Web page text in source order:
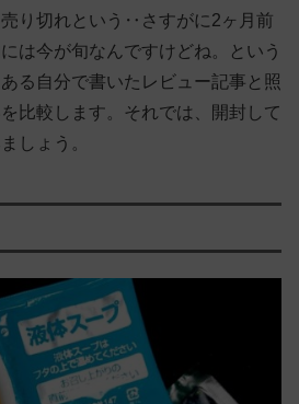
り切れという‥さすがに2ヶ月前
は今が旬なんですけどね。という
る自分で書いたレビュー記事と照
比較します。それでは、開封して
しょう。